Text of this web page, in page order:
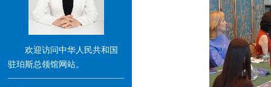
欢迎访问中华人民共和国
驻珀斯总领馆网站。